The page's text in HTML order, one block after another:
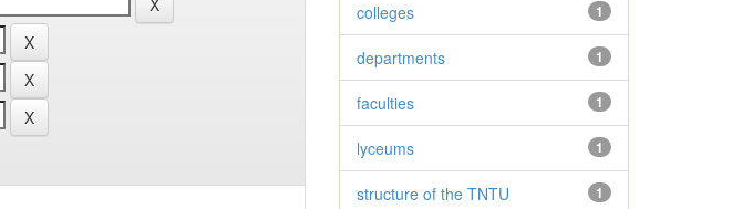
1
colleges
1
departments
1
faculties
1
lyceums
1
structure of the TNTU